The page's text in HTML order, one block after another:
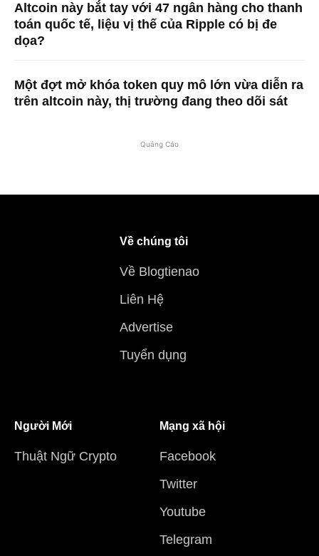
Altcoin này bắt tay với 47 ngân hàng cho thanh
toán quốc tế, liệu vị thế của Ripple có bị đe
dọa?
Một đợt mở khóa token quy mô lớn vừa diễn ra
trên altcoin này, thị trường đang theo dõi sát
Quảng Cáo
Về chúng tôi
Về Blogtienao
Liên Hệ
Advertise
Tuyển dụng
Người Mới
Thuật Ngữ Crypto
Mạng xã hội
Facebook
Twitter
Youtube
Telegram